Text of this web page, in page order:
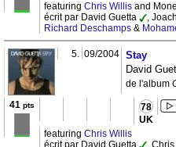
featuring Chris Willis and Mone
écrit par David Guetta
,
Richard Deschamps &
5. 09/2004 Stay
David
de l'album
41 pts 78
UK
featuring Chris Willis